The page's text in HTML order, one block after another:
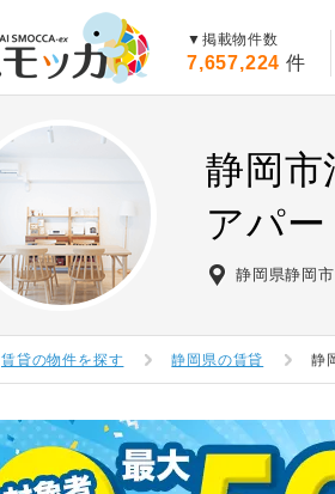
▼掲載物件数
7,657,224 件
静岡市
アパ
静岡県静岡
賃貸の物件を探す 静岡県の賃貸 静